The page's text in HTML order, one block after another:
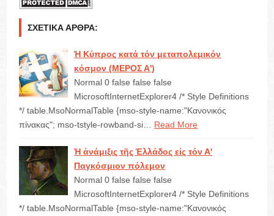
ΣΧΕΤΙΚΆ ΆΡΘΡΑ:
Ἡ Κύπρος κατά τόν μεταπολεμικόν
κόσμον (ΜΕΡΟΣ Α')
Normal 0 false false false
MicrosoftInternetExplorer4 /* Style Definitions
*/ table.MsoNormalTable {mso-style-name:"Κανονικός
πίνακας"; mso-tstyle-rowband-si…
Read More
Ἡ ἀνάμιξις τῆς Ἑλλάδος εἰς τόν Α'
Παγκόσμιον πόλεμον
Normal 0 false false false
MicrosoftInternetExplorer4 /* Style Definitions
*/ table.MsoNormalTable {mso-style-name:"Κανονικός